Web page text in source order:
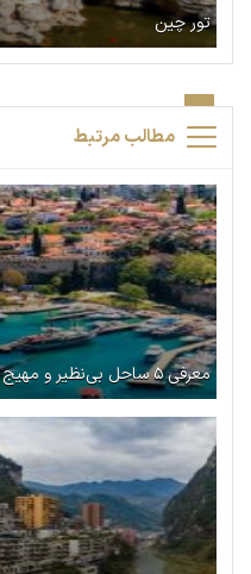
تور چین
مطالب مرتبط
معرفی ۵ ساحل بی‌نظیر و مهیج در آنتالیا